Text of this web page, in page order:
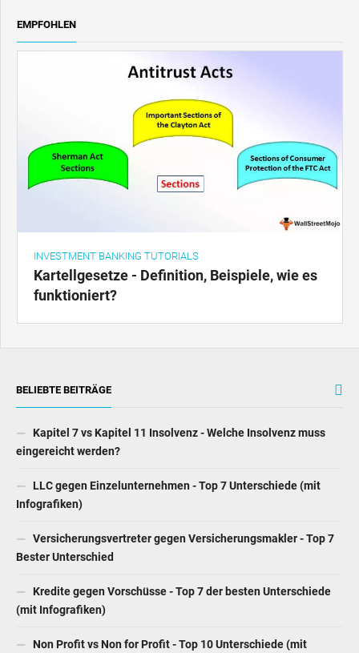
EMPFOHLEN
INVESTMENT BANKING TUTORIALS
Kartellgesetze - Definition, Beispiele, wie es
funktioniert?
BELIEBTE BEITRÄGE
Kapitel 7 vs Kapitel 11 Insolvenz - Welche Insolvenz muss
eingereicht werden?
LLC gegen Einzelunternehmen - Top 7 Unterschiede (mit
Infografiken)
Versicherungsvertreter gegen Versicherungsmakler - Top 7
Bester Unterschied
Kredite gegen Vorschüsse - Top 7 der besten Unterschiede
(mit Infografiken)
Non Profit vs Non for Profit - Top 10 Unterschiede (mit